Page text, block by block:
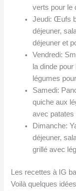
verts pour le
Jeudi: Œufs
déjeuner,
déjeuner et
Vendredi:
la dinde
légumes
Samedi:
quiche aux
avec patates
Dimanche:
déjeuner,
grillé avec
Les recettes à IG
Voilà quelques